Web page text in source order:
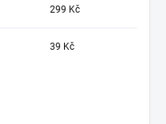
299 Kč
39 Kč